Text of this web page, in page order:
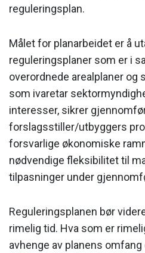
reguleringsplan.
Målet for planarbeidet er å
reguleringsplaner som er i
overordnede arealplaner og
som ivaretar
interesser, sikrer
forslagsstiller/utbyggers
forsvarlige økonomiske
nødvendige fleksibilitet til
tilpasninger under
Reguleringsplanen bør
rimelig tid. Hva som er
avhenge av planens